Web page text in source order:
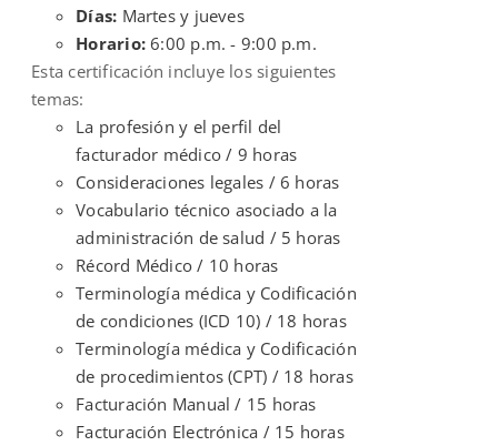
Días: Martes y jueves
Horario:6:00 p.m. - 9:00 p.m.
Esta certificación incluye los siguientes
temas:
La profesión y el perfil del
facturador médico / 9 horas
Consideraciones legales / 6 horas
Vocabulario técnico asociado a la
administración de salud / 5 horas
Récord Médico / 10 horas
Terminología médica y Codificación
de condiciones (ICD 10) / 18 horas
Terminología médica y Codificación
de procedimientos (CPT) / 18 horas
Facturación Manual / 15 horas
Facturación Electrónica / 15 horas